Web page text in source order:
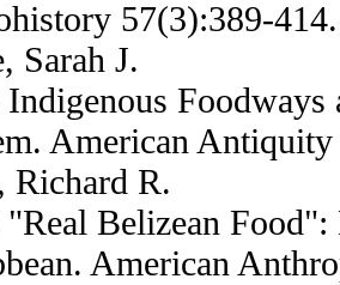
57(3):389-414.
Sarah J.
Indigenous
American
Richard R.
"Real Belizean
American